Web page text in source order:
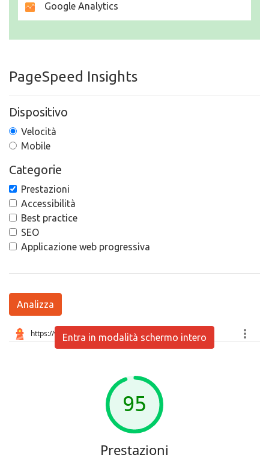
Google Analytics
PageSpeed Insights
Dispositivo
Velocità
Mobile
Categorie
Prestazioni
Accessibilità
Best practice
SEO
Applicazione web progressiva
Analizza
Entra in modalità schermo intero